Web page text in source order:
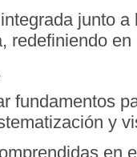
junto
redefiniendo
fundamentos
y
en